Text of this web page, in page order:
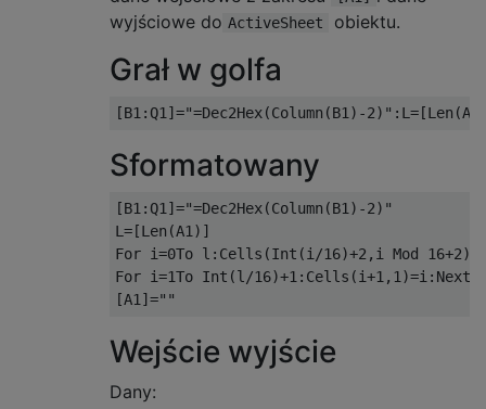
wyjściowe do ActiveSheet obiektu.
Grał w golfa
[B1 : Q1 ]="=Dec2Hex(Column(B1)-2)" : L =[Len (A1
Sformatowany
[B1 : Q1 ]="=Dec2Hex(Column(B1)-2)"
L =[Len (A1 )]
For i=0To l : Cells (Int (i /16)+2 , i Mod 16+2)=
For i=1To Int (l /16)+1 : Cells (i+1 , 1 )=i : Next
[A1 ]=""
Wejście wyjście
Dany: